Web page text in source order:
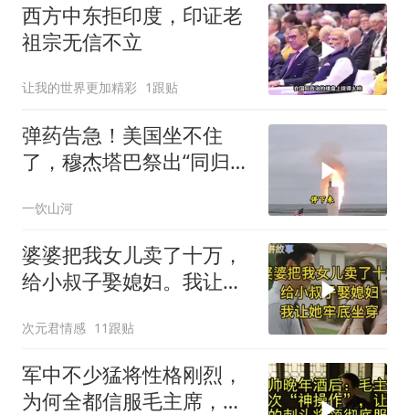
西方中东拒印度，印证老
祖宗无信不立
让我的世界更加精彩 1跟贴
弹药告急！美国坐不住
了，穆杰塔巴祭出“同归于
一饮山河
婆婆把我女儿卖了十万，
给小叔子娶媳妇。我让她
次元君情感 11跟贴
军中不少猛将性格刚烈，
为何全都信服毛主席，这